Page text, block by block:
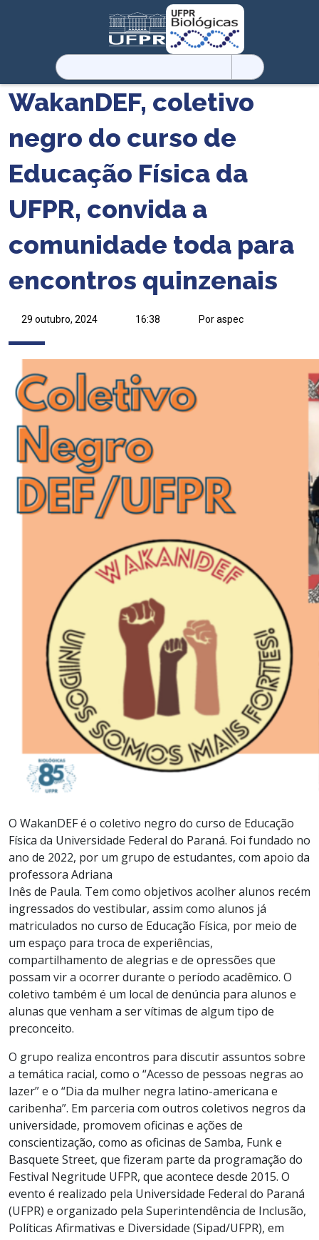
Pesquisar
por:
WakanDEF, coletivo
negro do curso de
Educação Física da
UFPR, convida a
comunidade toda para
encontros quinzenais
29 outubro, 2024 16:38 Por aspec
O WakanDEF é o coletivo negro do curso de Educação
Física da Universidade Federal do Paraná. Foi fundado no
ano de 2022, por um grupo de estudantes, com apoio da
professora Adriana
Inês de Paula. Tem como objetivos acolher alunos recém
ingressados do vestibular, assim como alunos já
matriculados no curso de Educação Física, por meio de
um espaço para troca de experiências,
compartilhamento de alegrias e de opressões que
possam vir a ocorrer durante o período acadêmico. O
coletivo também é um local de denúncia para alunos e
alunas que venham a ser vítimas de algum tipo de
preconceito.
O grupo realiza encontros para discutir assuntos sobre
a temática racial, como o “Acesso de pessoas negras ao
lazer” e o “Dia da mulher negra latino-americana e
caribenha”. Em parceria com outros coletivos negros da
universidade, promovem oficinas e ações de
conscientização, como as oficinas de Samba, Funk e
Basquete Street, que fizeram parte da programação do
Festival Negritude UFPR, que acontece desde 2015. O
evento é realizado pela Universidade Federal do Paraná
(UFPR) e organizado pela Superintendência de Inclusão,
Políticas Afirmativas e Diversidade (Sipad/UFPR), em